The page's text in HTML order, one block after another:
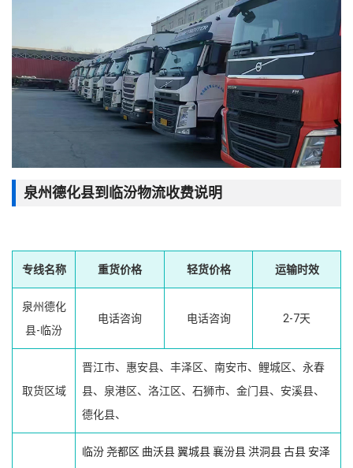
泉州德化县到临汾物流收费说明
专线名称 重货价格 轻货价格 运输时效
泉州德化
县-临汾
电话咨询 电话咨询 2-7天
取货区域
晋江市、惠安县、丰泽区、南安市、鲤城区、永春
县、泉港区、洛江区、石狮市、金门县、安溪县、
德化县、
临汾 尧都区 曲沃县翼城县襄汾县洪洞县古县 安泽